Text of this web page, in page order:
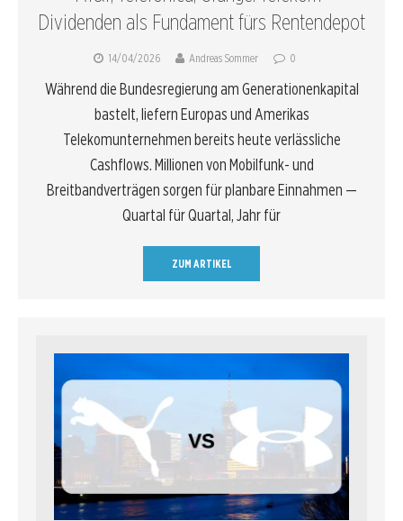
Dividenden als Fundament fürs Rentendepot
14/04/2026 Andreas Sommer 0
Während die Bundesregierung am Generationenkapital
bastelt, liefern Europas und Amerikas
Telekomunternehmen bereits heute verlässliche
Cashflows. Millionen von Mobilfunk- und
Breitbandverträgen sorgen für planbare Einnahmen —
Quartal für Quartal, Jahr für
ZUM ARTIKEL